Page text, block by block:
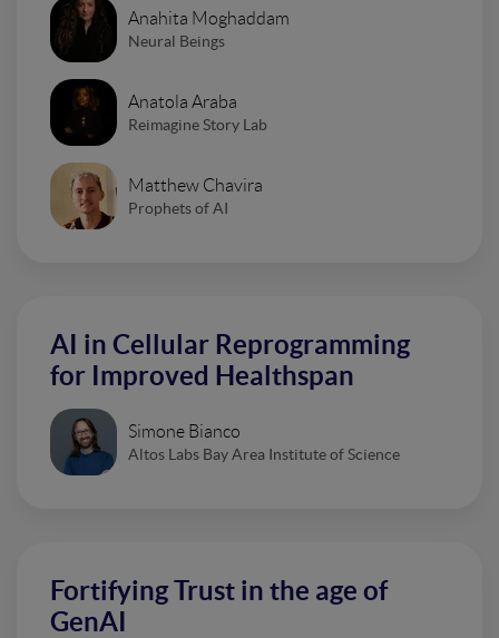
Anahita Moghaddam
Neural Beings
Anatola Araba
Reimagine Story Lab
Matthew Chavira
Prophets of AI
AI in Cellular Reprogramming
for Improved Healthspan
Simone Bianco
Altos Labs Bay Area Institute of Science
Fortifying Trust in the age of
GenAI